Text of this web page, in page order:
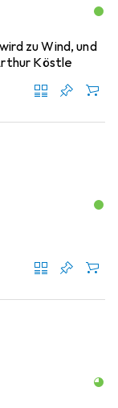
zu Wind, und
Köstle